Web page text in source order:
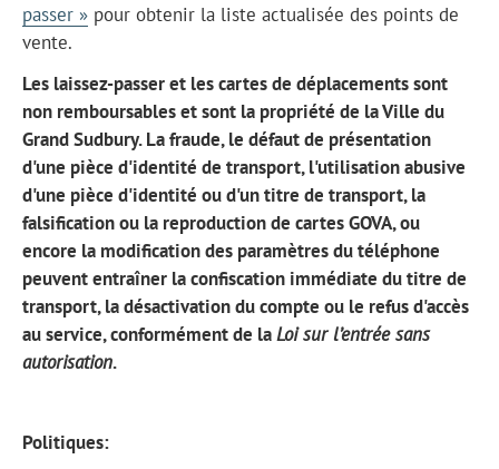
passer » pour obtenir la liste actualisée des points de
vente.
Les laissez-passer et les cartes de déplacements sont
non remboursables et sont la propriété de la Ville du
Grand Sudbury. La fraude, le défaut de présentation
d'une pièce d'identité de transport, l'utilisation abusive
d'une pièce d'identité ou d'un titre de transport, la
falsification ou la reproduction de cartes GOVA, ou
encore la modification des paramètres du téléphone
peuvent entraîner la confiscation immédiate du titre de
transport, la désactivation du compte ou le refus d'accès
au service, conformément de laLoi sur l’entrée sans
autorisation.
Politiques: